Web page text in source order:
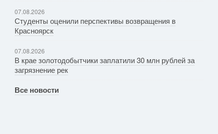
07.08.2026
Студенты оценили перспективы возвращения в
Красноярск
07.08.2026
В крае золотодобытчики заплатили 30 млн рублей за
загрязнение рек
Все новости